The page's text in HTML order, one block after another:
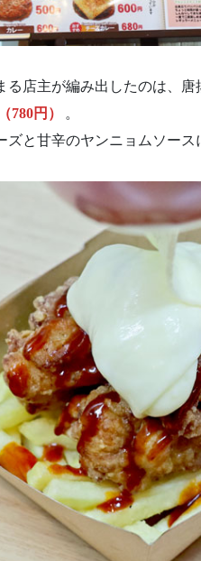
る店主が編み出したのは、
780円）
。
ズと甘辛のヤンニョムソース